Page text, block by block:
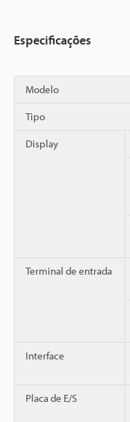
Especificações
Modelo
Tipo
Display
Terminal de entrada
Interface
Placa de E/S